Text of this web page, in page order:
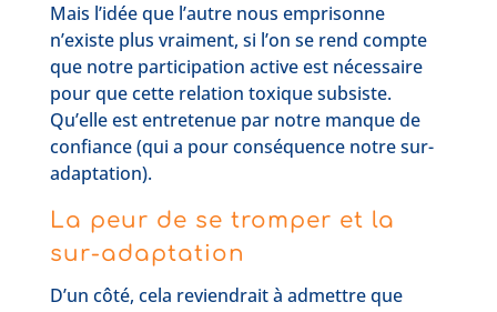
Mais l’idée que l’autre nous emprisonne
n’existe plus vraiment, si l’on se rend compte
que notre participation active est nécessaire
pour que cette relation toxique subsiste.
Qu’elle est entretenue par notre manque de
confiance (qui a pour conséquence notre sur-
adaptation).
La peur de se tromper et la
sur-adaptation
D’un côté, cela reviendrait à admettre que